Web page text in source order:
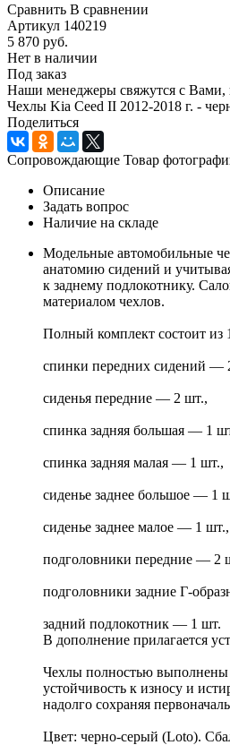
Сравнить В сравнении
Артикул 140219
5 870 руб.
Нет в наличии
Под заказ
Наши менеджеры свяжутся с Вами,
Чехлы Kia Ceed II 2012-2018 г. -
Поделиться
Сопровождающие Товар
Описание
Задать вопрос
Наличие на складе
Модельные автомобильные
анатомию сидений и
к заднему подлокотнику.
материалом чехлов.
Полный комплект состоит из
спинки передних сидений —
сиденья передние — 2 шт.,
спинка задняя большая — 1
спинка задняя малая — 1 шт.,
сиденье заднее большое — 1
сиденье заднее малое — 1 шт.,
подголовники передние — 2
подголовники задние Г-
задний подлокотник — 1 шт.
В дополнение прилагается
Чехлы полностью выполнены
устойчивость к износу и
надолго сохраняя
Цвет: черно-серый (Loto).